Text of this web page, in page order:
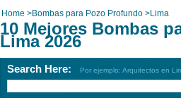
Home >Bombas para Pozo Profundo >Lima
10 Mejores Bombas
Lima 2026
Search Here: Por ejemplo: Arquitectos en